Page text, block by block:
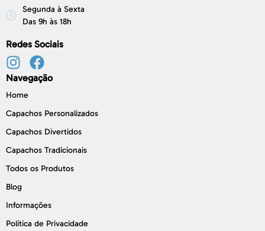
Segunda à Sexta
Das 9h às 18h
Redes Sociais
Navegação
Home
Capachos Personalizados
Capachos Divertidos
Capachos Tradicionais
Todos os Produtos
Blog
Informações
Política de Privacidade